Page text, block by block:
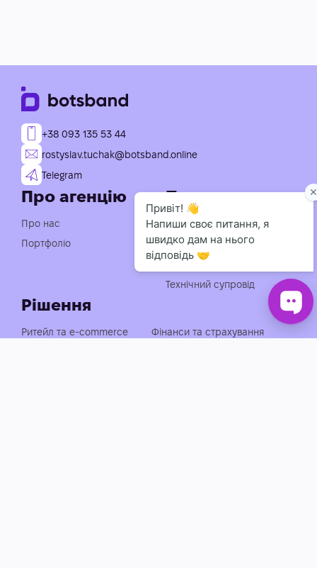
+38 093 135 53 44
rostyslav.tuchak@botsband.online
Telegram
Про агенцію
Про нас
Портфоліо
Рішення
Ритейл та e-commerce
Фінанси та страхування
Послуги
Індивідуальна розробка
Консультація із
впровадження АІ
Технічний супровід